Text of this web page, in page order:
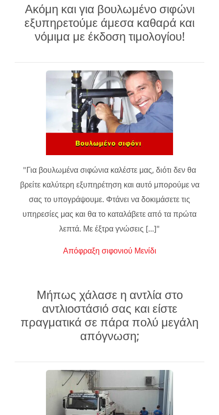
Ακόμη και για βουλωμένο σιφώνι
εξυπηρετούμε άμεσα καθαρά και
νόμιμα με έκδοση τιμολογίου!
"Για βουλωμένα σιφώνια καλέστε μας, διότι δεν θα
βρείτε καλύτερη εξυπηρέτηση και αυτό μπορούμε να
σας το υπογράψουμε. Φτάνει να δοκιμάσετε τις
υπηρεσίες μας και θα το καταλάβετε από τα πρώτα
λεπτά. Με έξτρα γνώσεις [...]"
Απόφραξη σιφονιού Μενίδι
Μήπως χάλασε η αντλία στο
αντλιοστάσιό σας και είστε
πραγματικά σε πάρα πολύ μεγάλη
απόγνωση;